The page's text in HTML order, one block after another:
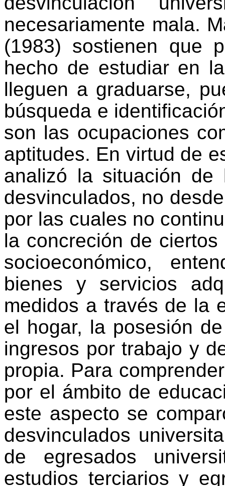
necesariamente mala.
(1983) sostienen que
hecho de estudiar en
lleguen a graduarse,
búsqueda e
son las ocupaciones
aptitudes. En virtud de
analizó la situación de
desvinculados, no
por las cuales no
la concreción de
socioeconómico,
bienes y servicios
medidos a través de la
el hogar, la posesión
ingresos por trabajo y
propia. Para
por el ámbito de
este aspecto se
desvinculados
de egresados
estudios terciarios y